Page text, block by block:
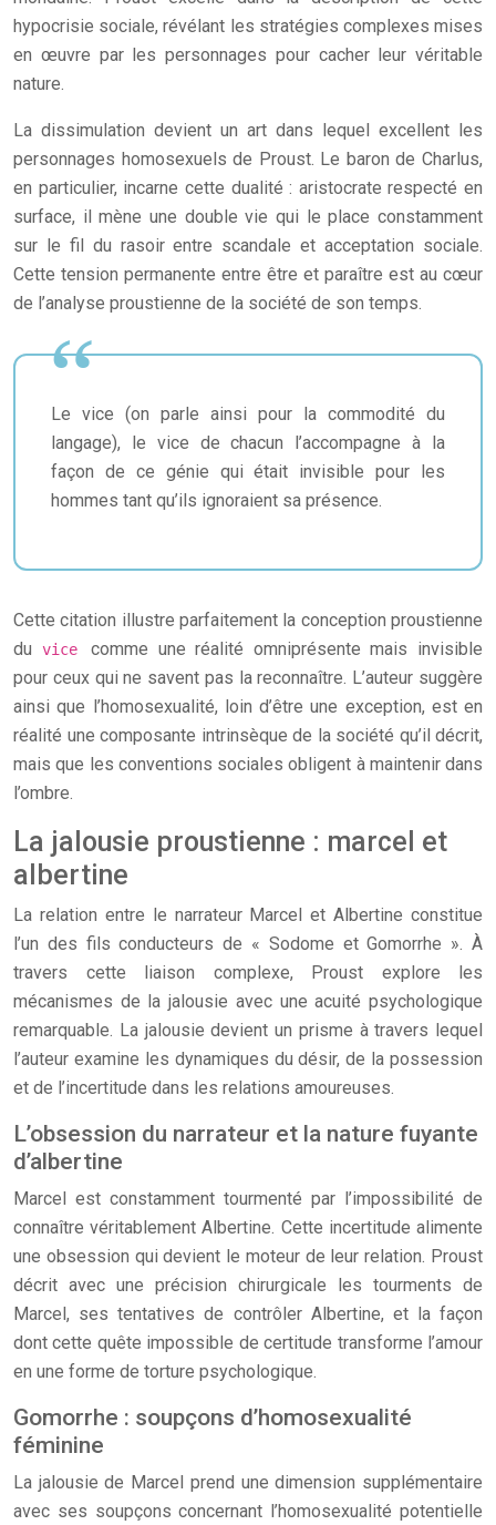
hypocrisie sociale, révélant les stratégies complexes mises
en œuvre par les personnages pour cacher leur véritable
nature.
La dissimulation devient un art dans lequel excellent les
personnages homosexuels de Proust. Le baron de Charlus,
en particulier, incarne cette dualité : aristocrate respecté en
surface, il mène une double vie qui le place constamment
sur le fil du rasoir entre scandale et acceptation sociale.
Cette tension permanente entre être et paraître est au cœur
de l’analyse proustienne de la société de son temps.
Le vice (on parle ainsi pour la commodité du
langage), le vice de chacun l’accompagne à la
façon de ce génie qui était invisible pour les
hommes tant qu’ils ignoraient sa présence.
Cette citation illustre parfaitement la conception proustienne
du
vicecomme une réalité omniprésente mais invisible
pour ceux qui ne savent pas la reconnaître. L’auteur suggère
ainsi que l’homosexualité, loin d’être une exception, est en
réalité une composante intrinsèque de la société qu’il décrit,
mais que les conventions sociales obligent à maintenir dans
l’ombre.
La jalousie proustienne : marcel et
albertine
La relation entre le narrateur Marcel et Albertine constitue
l’un des fils conducteurs de « Sodome et Gomorrhe ». À
travers cette liaison complexe, Proust explore les
mécanismes de la jalousie avec une acuité psychologique
remarquable. La jalousie devient un prisme à travers lequel
l’auteur examine les dynamiques du désir, de la possession
et de l’incertitude dans les relations amoureuses.
L’obsession du narrateur et la nature fuyante
d’albertine
Marcel est constamment tourmenté par l’impossibilité de
connaître véritablement Albertine. Cette incertitude alimente
une obsession qui devient le moteur de leur relation. Proust
décrit avec une précision chirurgicale les tourments de
Marcel, ses tentatives de contrôler Albertine, et la façon
dont cette quête impossible de certitude transforme l’amour
en une forme de torture psychologique.
Gomorrhe : soupçons d’homosexualité
féminine
La jalousie de Marcel prend une dimension supplémentaire
avec ses soupçons concernant l’homosexualité potentielle